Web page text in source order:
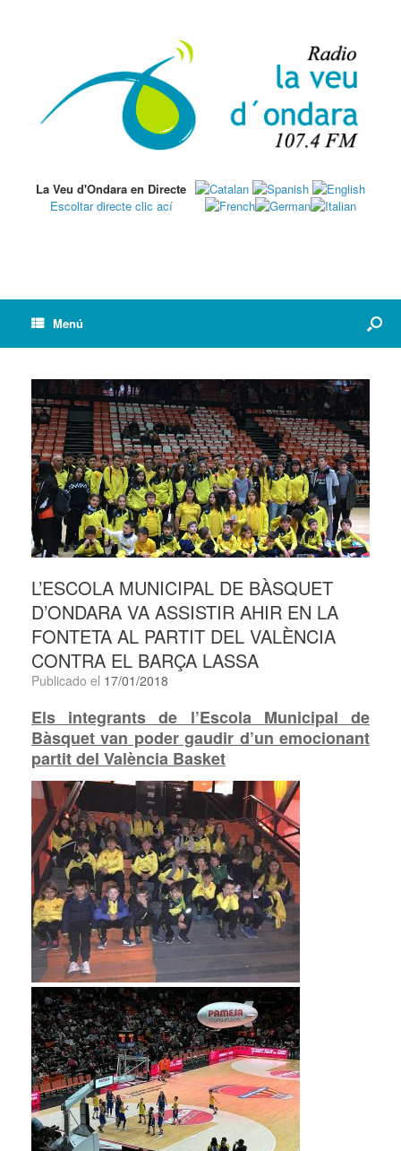
La Veu d'Ondara en Directe
Escoltar directe clic ací
Menú
L’ESCOLA MUNICIPAL DE BÀSQUET
D’ONDARA VA ASSISTIR AHIR EN LA
FONTETA AL PARTIT DEL VALÈNCIA
CONTRA EL BARÇA LASSA
Publicado el 17/01/2018
Els integrants de l’Escola Municipal de
Bàsquet van poder gaudir d’un emocionant
partit del València Basket